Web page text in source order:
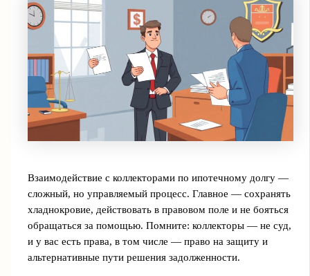
Взаимодействие с коллекторами по ипотечному долгу —
сложный, но управляемый процесс. Главное — сохранять
хладнокровие, действовать в правовом поле и не бояться
обращаться за помощью. Помните: коллекторы — не суд,
и у вас есть права, в том числе — право на защиту и
альтернативные пути решения задолженности.